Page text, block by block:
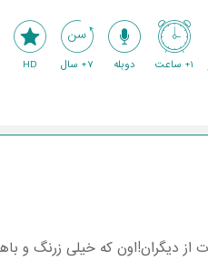
1+ ساعت دوبله 7+ سال HD
از دیگران!اون که خیلی زرنگ